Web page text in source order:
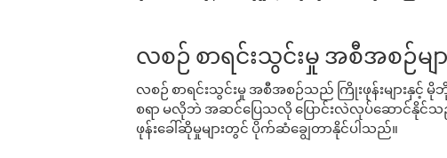
လစဉ် စာရင်းသွင်းမှု အစီအစဉ်မျာ
လစဉ် စာရင်းသွင်းမှု အစီအစဉ်သည် ကြိုးဖုန်းများနှင့်
စရာ မလိုဘဲ အဆင်ပြေသလို ပြောင်းလဲလုပ်ဆောင်နိုင်သ
ဖုန်းခေါ်ဆိုမှုများတွင် ပိုက်ဆံချွေတာနိုင်ပါသည်။